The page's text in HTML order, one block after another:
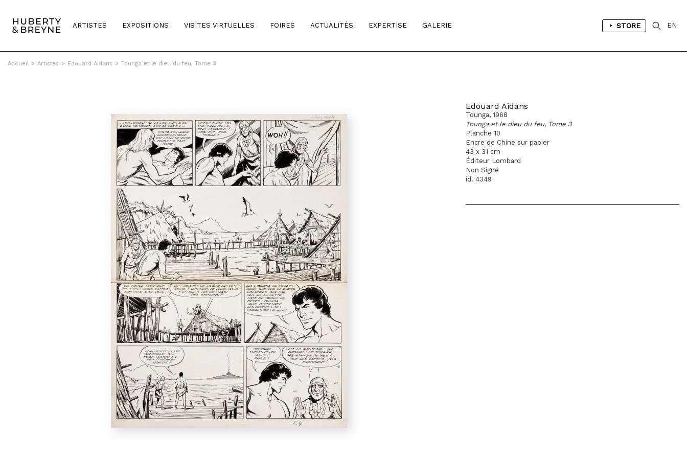
ARTISTES EXPOSITIONS VISITES VIRTUELLES FOIRES ACTUALITÉS EXPERTISE GALERIE STORE EN
Accueil > Artistes > Edouard Aidans > Tounga et le dieu du feu, Tome 3
Edouard Aidans
Tounga, 1968
Tounga et le dieu du feu, Tome 3
Planche 10
Encre de Chine sur papier
43 x 31 cm
Éditeur Lombard
Non Signé
id. 4349